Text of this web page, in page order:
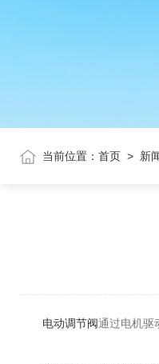
当前位置： 首页 > 新
电动调节阀通过电机驱